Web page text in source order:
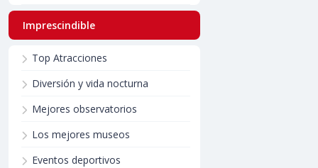
Imprescindible
Top Atracciones
Diversión y vida nocturna
Mejores observatorios
Los mejores museos
Eventos deportivos